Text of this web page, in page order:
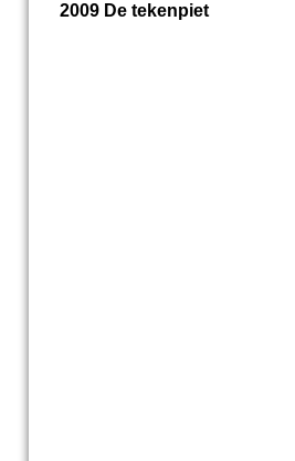
2009 De tekenpiet